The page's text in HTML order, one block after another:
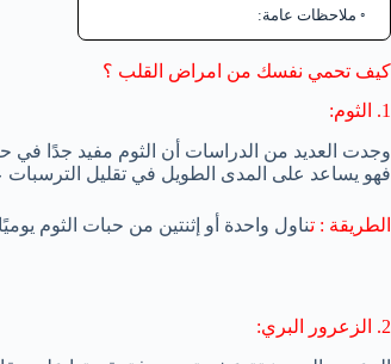
ملاحظات عامة:
كيف تحمي نفسك من امراض القلب ؟
1. الثوم:
وجدت العديد من الدراسات أن الثوم مفيد جدًا في
فهو يساعد على المدى الطويل في تقليل الترسبات
الطريقة : تناول واحدة أو إثنتين من حبات الثوم
2. الزعرور البري: